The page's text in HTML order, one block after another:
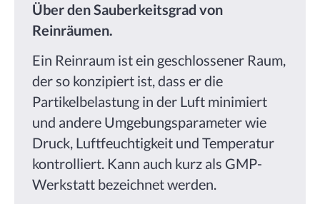
Über den Sauberkeitsgrad von
Reinräumen.
Ein Reinraum ist ein geschlossener Raum,
der so konzipiert ist, dass er die
Partikelbelastung in der Luft minimiert
und andere Umgebungsparameter wie
Druck, Luftfeuchtigkeit und Temperatur
kontrolliert. Kann auch kurz als GMP-
Werkstatt bezeichnet werden.